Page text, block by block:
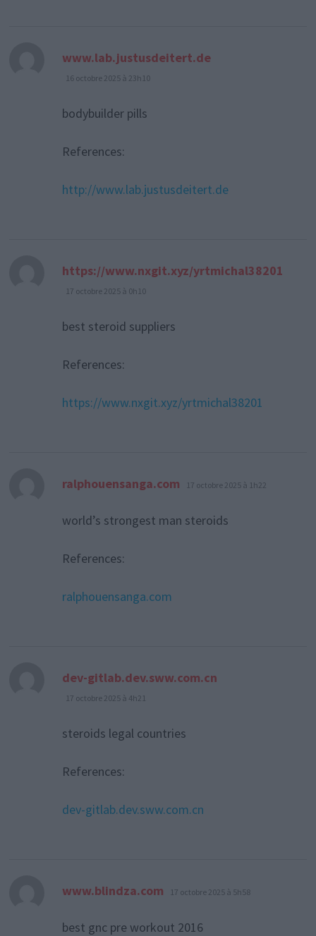
www.lab.justusdeitert.de
16 octobre 2025 à 23h10
bodybuilder pills
References:
http://www.lab.justusdeitert.de
https://www.nxgit.xyz/yrtmichal38201
dit :
17 octobre 2025 à 0h10
best steroid suppliers
References:
https://www.nxgit.xyz/yrtmichal38201
ralphouensanga.com dit :
17 octobre 2025 à 1h22
world’s strongest man steroids
References:
ralphouensanga.com
dev-gitlab.dev.sww.com.cn
17 octobre 2025 à 4h21
steroids legal countries
References:
dev-gitlab.dev.sww.com.cn
www.blindza.com dit :
17 octobre 2025 à 5h58
best gnc pre workout 2016